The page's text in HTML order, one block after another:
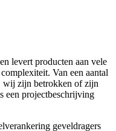
levert producten aan vele
Van een aantal
wij zijn betrokken of zijn
een projectbeschrijving